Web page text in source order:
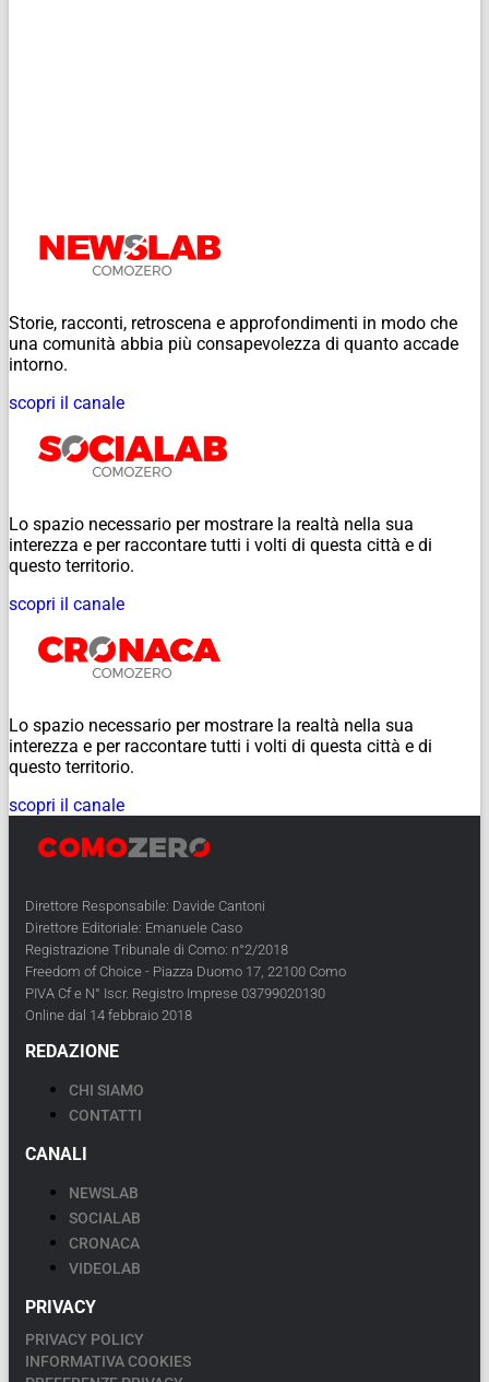
Storie, racconti, retroscena e approfondimenti in modo che
una comunità abbia più consapevolezza di quanto accade
intorno.
scopri il canale
Lo spazio necessario per mostrare la realtà nella sua
interezza e per raccontare tutti i volti di questa città e di
questo territorio.
scopri il canale
Lo spazio necessario per mostrare la realtà nella sua
interezza e per raccontare tutti i volti di questa città e di
questo territorio.
scopri il canale
Direttore Responsabile: Davide Cantoni
Direttore Editoriale: Emanuele Caso
Registrazione Tribunale di Como: n°2/2018
Freedom of Choice - Piazza Duomo 17, 22100 Como
PIVA Cf e N° Iscr. Registro Imprese 03799020130
Online dal 14 febbraio 2018
REDAZIONE
CHI SIAMO
CONTATTI
CANALI
NEWSLAB
SOCIALAB
CRONACA
VIDEOLAB
PRIVACY
PRIVACY POLICY
INFORMATIVA COOKIES